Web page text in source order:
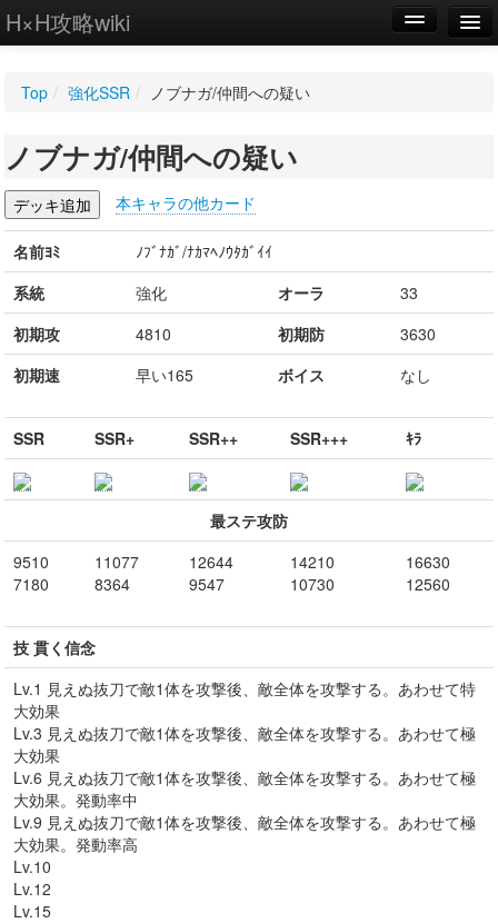
H×H攻略wiki
WIKI
設定
Top / 強化SSR / ノブナガ/仲間への疑い
ノブナガ/仲間への疑い
本キャラの他カード
名前ﾖﾐ
ﾉﾌﾞﾅｶﾞ/ﾅｶﾏﾍﾉｳﾀｶﾞｲｲ
系統
強化 オーラ
33
初期攻
4810 初期防
3630
初期速
早い165 ボイス なし
SSR SSR+ SSR++ SSR+++ ｷﾗ
最ステ攻防
9510
7180
11077
8364
12644
9547
14210
10730
16630
12560
技 貫く信念
Lv.1 見えぬ抜刀で敵1体を攻撃後、敵全体を攻撃する。あわせて特
大効果
Lv.3 見えぬ抜刀で敵1体を攻撃後、敵全体を攻撃する。あわせて極
大効果
Lv.6 見えぬ抜刀で敵1体を攻撃後、敵全体を攻撃する。あわせて極
大効果。発動率中
Lv.9 見えぬ抜刀で敵1体を攻撃後、敵全体を攻撃する。あわせて極
大効果。発動率高
Lv.10
Lv.12
Lv.15